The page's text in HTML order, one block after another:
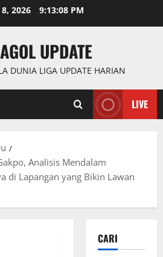
2026 9:13:09 PM
UPDATE
DUNIA LIGA UPDATE HARIAN
LIVE
Analisis Mendalam
di Lapangan yang Bikin Lawan
CARI